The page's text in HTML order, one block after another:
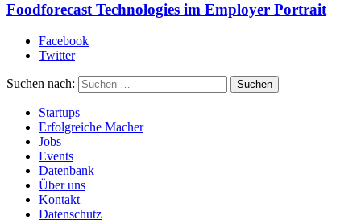
Foodforecast Technologies im Employer Portrait
Facebook
Twitter
Suchen nach:
Startups
Erfolgreiche Macher
Jobs
Events
Datenbank
Über uns
Kontakt
Datenschutz